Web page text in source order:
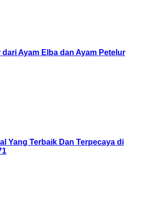
Ayam Elba dan Ayam Petelur
Yang Terbaik Dan Terpecaya di